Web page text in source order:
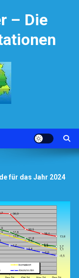
– Die
für das Jahr 2024